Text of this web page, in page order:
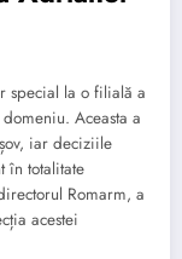
special la o filială a
Aceasta a
iar deciziile
în totalitate
Romarm, a
acestei